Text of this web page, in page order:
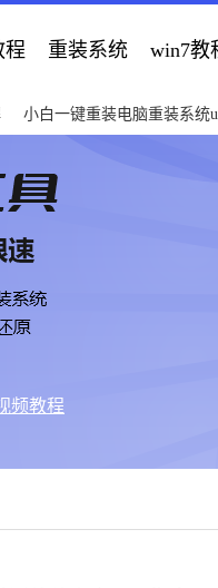
程 重装系统 win7教
小白一键重装电脑重装系统
频教程